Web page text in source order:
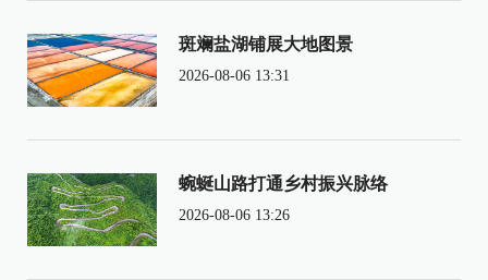
斑斓盐湖铺展大地图景
2026-08-06 13:31
蜿蜒山路打通乡村振兴脉络
2026-08-06 13:26